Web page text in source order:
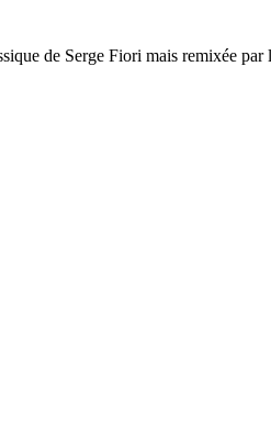
de Serge Fiori mais remixée par